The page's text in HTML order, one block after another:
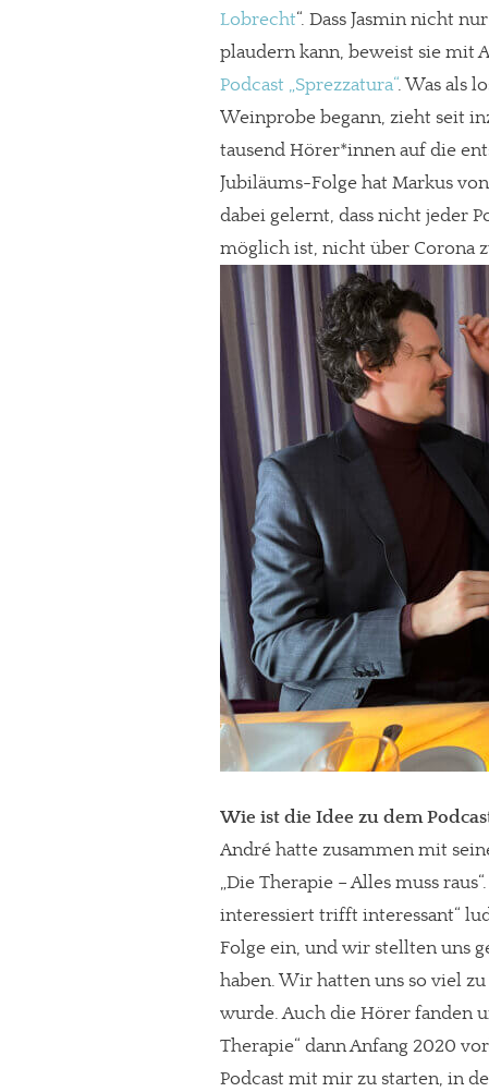
In eigener Sache
Dir gefällt
meinesuedstadt.de finanziert sich
Solltest Du unsere unabhängige
Lobrecht“. Dass Jasmin nicht
plaudern kann, beweist sie mit
Podcast „Sprezzatura“. Was als
Weinprobe begann, zieht seit
tausend Hörer*innen auf die
Jubiläums-Folge hat Markus
dabei gelernt, dass nicht jeder
möglich ist, nicht über Corona
Wie ist die Idee zu dem
André hatte zusammen mit
„Die Therapie – Alles muss
interessiert trifft interessant“
Folge ein, und wir stellten uns
haben. Wir hatten uns so viel
wurde. Auch die Hörer fanden
Therapie“ dann Anfang 2020
Podcast mit mir zu starten, in